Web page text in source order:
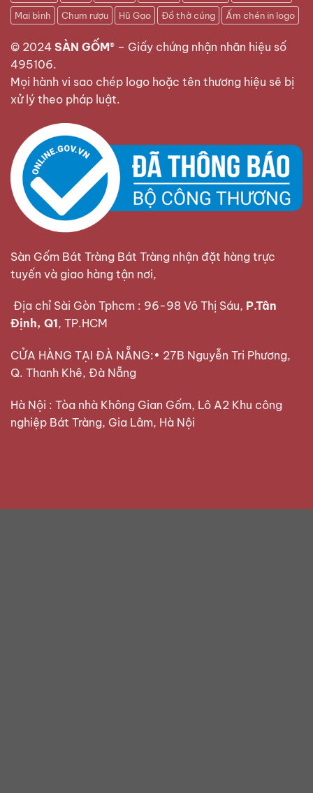
Mai bình
Chum rượu Hũ Gạo Đồ thờ cúng Ấm chén in logo
© 2024 SÀN GỐM® – Giấy chứng nhận nhãn hiệu số
495106.
Mọi hành vi sao chép logo hoặc tên thương hiệu sẽ bị
xử lý theo pháp luật.
Sàn Gốm Bát Tràng Bát Tràng nhận đặt hàng trực
tuyến và giao hàng tận nơi,
Địa chỉ Sài Gòn Tphcm : 96-98 Võ Thị Sáu, P.Tân
Định, Q1, TP.HCM
CỬA HÀNG TẠI ĐÀ NẴNG:• 27B Nguyễn Tri Phương,
Q. Thanh Khê, Đà Nẵng
Hà Nội : Tòa nhà Không Gian Gốm, Lô A2 Khu công
nghiệp Bát Tràng, Gia Lâm, Hà Nội